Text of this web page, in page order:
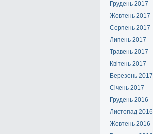
Грудень 2017
Жовтень 2017
Серпень 2017
Липень 2017
Травень 2017
Квітень 2017
Березень 2017
Січень 2017
Грудень 2016
Листопад 2016
Жовтень 2016